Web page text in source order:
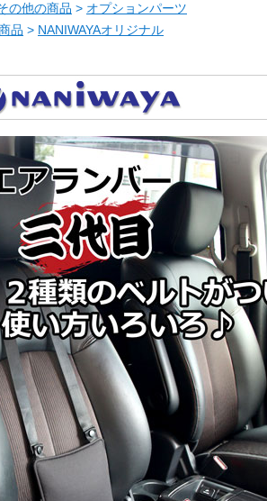
の他の商品 > オプションパーツ
品 > NANIWAYAオリジナル